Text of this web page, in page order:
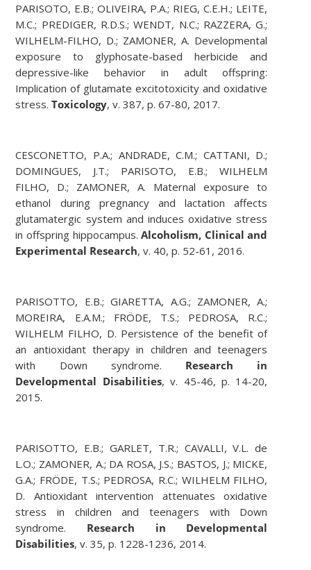
PARISOTO, E.B.; OLIVEIRA, P.A.; RIEG, C.E.H.; LEITE,
M.C.; PREDIGER, R.D.S.; WENDT, N.C.; RAZZERA, G.;
WILHELM-FILHO, D.; ZAMONER, A. Developmental
exposure to glyphosate-based herbicide and
depressive-like behavior in adult offspring:
Implication of glutamate excitotoxicity and oxidative
stress.Toxicology, v. 387, p. 67-80, 2017.
CESCONETTO, P.A.; ANDRADE, C.M.; CATTANI, D.;
DOMINGUES, J.T.; PARISOTO, E.B.; WILHELM
FILHO, D.; ZAMONER, A. Maternal exposure to
ethanol during pregnancy and lactation affects
glutamatergic system and induces oxidative stress
in offspring hippocampus.Alcoholism, Clinical and
Experimental Research, v. 40, p. 52-61, 2016.
PARISOTTO, E.B.; GIARETTA, A.G.; ZAMONER, A.;
MOREIRA, E.A.M.; FRÖDE, T.S.; PEDROSA, R.C.;
WILHELM FILHO, D. Persistence of the benefit of
an antioxidant therapy in children and teenagers
with Down syndrome. Research in
Developmental Disabilities, v. 45-46, p. 14-20,
2015.
PARISOTTO, E.B.; GARLET, T.R.; CAVALLI, V.L. de
L.O.; ZAMONER, A.; DA ROSA, J.S.; BASTOS, J.; MICKE,
G.A.; FRÖDE, T.S.; PEDROSA, R.C.; WILHELM FILHO,
D. Antioxidant intervention attenuates oxidative
stress in children and teenagers with Down
syndrome. Research in Developmental
Disabilities, v. 35, p. 1228-1236, 2014.